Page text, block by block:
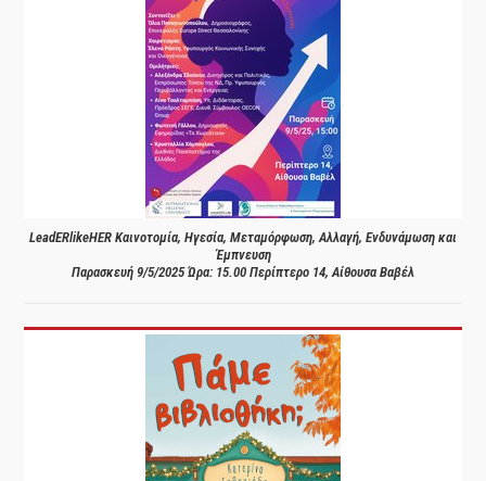
LeadERlikeHER Καινοτομία, Ηγεσία, Μεταμόρφωση, Αλλαγή, Ενδυνάμωση και
Έμπνευση
Παρασκευή 9/5/2025 Ώρα: 15.00 Περίπτερο 14, Αίθουσα Βαβέλ